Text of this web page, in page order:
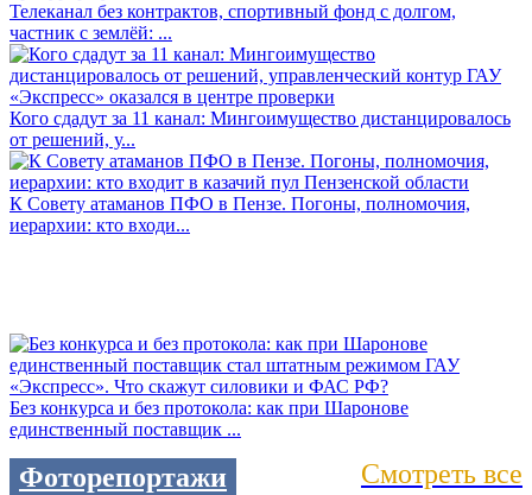
Телеканал без контрактов, спортивный фонд с долгом,
частник с землёй: ...
Кого сдадут за 11 канал: Мингоимущество дистанцировалось
от решений, у...
К Совету атаманов ПФО в Пензе. Погоны, полномочия,
иерархии: кто входи...
Без конкурса и без протокола: как при Шаронове
единственный поставщик ...
Фоторепортажи Смотреть все